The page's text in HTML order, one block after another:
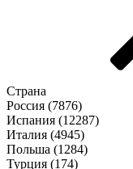
Страна
Россия (7876)
Испания (12287)
Италия (4945)
Польша (1284)
Турция (174)